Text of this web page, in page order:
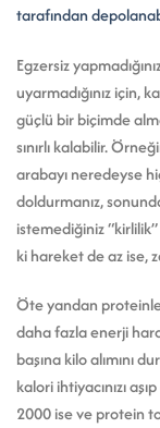
tarafından
Egzersiz
uyarmadığınız için,
güçlü bir biçimde
sınırlı kalabilir.
arabayı neredeyse
doldurmanız,
istemediğiniz
ki hareket de az ise,
Öte yandan
daha fazla enerji
başına kilo alımını
kalori ihtiyacınızı
2000 ise ve protein